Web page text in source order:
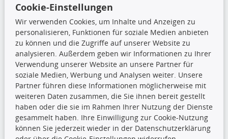
Motoröle
Pflege- & Wartungsmittel
Schneeketten
TecDoc Inside
Die hier angezeigten Daten insbesondere die gesamte Datenbank dürfen
nicht kopiert werden.
Cookie-Einstellungen
Wir verwenden Cookies, um Inhalte und Anzeigen zu
personalisieren, Funktionen für soziale Medien anbieten
zu können und die Zugriffe auf unserer Website zu
analysieren. Außerdem geben wir Informationen zu Ihrer
Verwendung unserer Website an unsere Partner für
soziale Medien, Werbung und Analysen weiter. Unsere
Partner führen diese Informationen möglicherweise mit
weiteren Daten zusammen, die Sie ihnen bereit gestellt
haben oder die sie im Rahmen Ihrer Nutzung der Dienste
gesammelt haben. Ihre Einwilligung zur Cookie-Nutzung
können Sie jederzeit wieder in der Datenschutzerklärung